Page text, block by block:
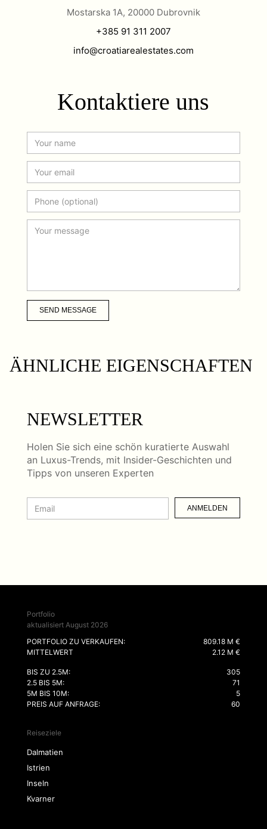
Mostarska 1A, 20000 Dubrovnik
+385 91 311 2007
info@croatiarealestates.com
Kontaktiere uns
SEND MESSAGE
ÄHNLICHE EIGENSCHAFTEN
NEWSLETTER
Holen Sie sich eine schön kuratierte Auswahl
an Luxus-Trends, mit Insider-Geschichten und
Tipps von unseren Experten
ANMELDEN
Portfolio
aktualisiert August 2026
PORTFOLIO ZU VERKAUFEN:
809.18 M €
MITTELWERT
2.12 M €
BIS ZU 2.5M:
305
2.5 BIS 5M:
71
5M BIS 10M:
5
PREIS AUF ANFRAGE:
60
Reiseziele
Dalmatien
Istrien
Inseln
Kvarner